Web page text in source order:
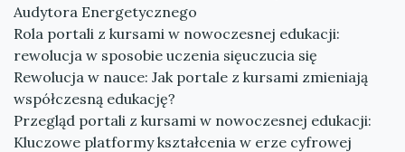
Audytora Energetycznego
Rola portali z kursami w nowoczesnej edukacji:
rewolucja w sposobie uczenia sięuczucia się
Rewolucja w nauce: Jak portale z kursami zmieniają
współczesną edukację?
Przegląd portali z kursami w nowoczesnej edukacji:
Kluczowe platformy kształcenia w erze cyfrowej